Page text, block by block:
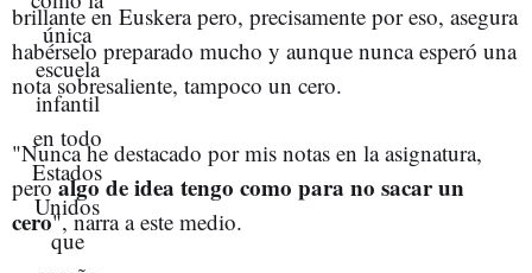
brillante en Euskera pero, precisamente por eso, asegura
habérselo preparado mucho y aunque nunca esperó una
nota sobresaliente, tampoco un cero.
"Nunca he destacado por mis notas en la asignatura,
peroalgo de idea tengo como para no sacar un
cero", narra a este medio.